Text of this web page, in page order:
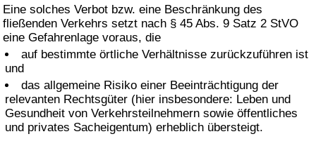
Eine solches Verbot bzw. eine Beschränkung des
fließenden Verkehrs setzt nach § 45 Abs. 9 Satz 2 StVO
eine Gefahrenlage voraus, die
auf bestimmte örtliche Verhältnisse zurückzuführen ist
und
das allgemeine Risiko einer Beeinträchtigung der
relevanten Rechtsgüter (hier insbesondere: Leben und
Gesundheit von Verkehrsteilnehmern sowie öffentliches
und privates Sacheigentum) erheblich übersteigt.